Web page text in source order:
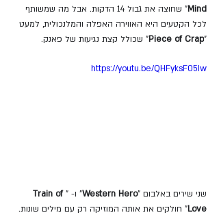
Mind
" שחוצה את גבול 14 הדקות. אבל מה שמשותף
לכל הקטעים היא האווירה האפלה והמלנכולית, למעט
"
Piece of Crap" שכולל קצת נגיעות של פאנק.
https://youtu.be/QHFyksF05Iw
שני שירים באלבום "Western Hero" ו- "Train of
Love" חולקים את אותה המוזיקה רק עם מילים שונות.